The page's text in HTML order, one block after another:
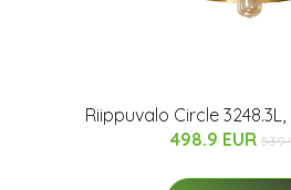
Riippuvalo Circle
498.9 EUR